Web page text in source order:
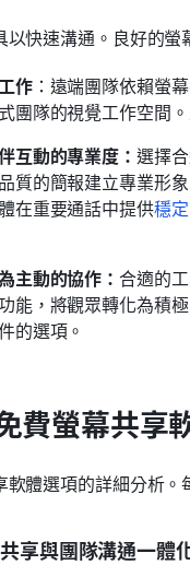
快速溝通。良好的螢
作：遠端團隊依賴螢
團隊的視覺工作空間
互動的專業度： 選擇
質的簡報建立專業形
在重要通話中提供穩
主動的協作： 合適的
能，將觀眾轉化為積
的選項。
費螢幕共享
體選項的詳細分析
享與團隊溝通一體